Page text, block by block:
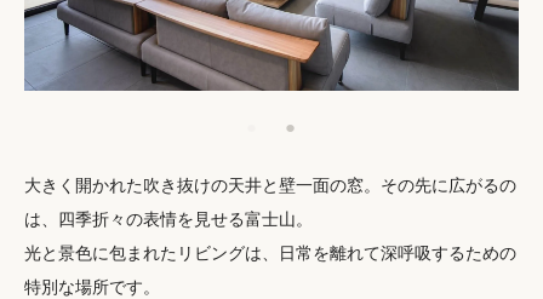
大きく開かれた吹き抜けの天井と壁一面の窓。その先に広がるの
は、四季折々の表情を見せる富士山。
光と景色に包まれたリビングは、日常を離れて深呼吸するための
特別な場所です。